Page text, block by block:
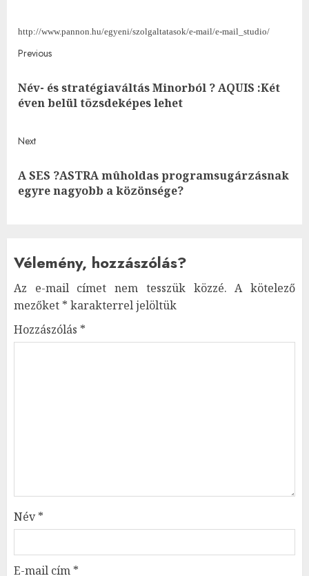
http://www.pannon.hu/egyeni/szolgaltatasok/e-mail/e-mail_studio/
Post
navigation
Previous
Név- és stratégiaváltás Minorból ? AQUIS :Két
éven belül tõzsdeképes lehet
Next
Next
post:
A SES ?ASTRA mûholdas programsugárzásnak
egyre nagyobb a közönsége?
Vélemény, hozzászólás?
Az e-mail címet nem tesszük közzé. A kötelező
mezőket * karakterrel jelöltük
Hozzászólás *
Név*
E-mail cím *